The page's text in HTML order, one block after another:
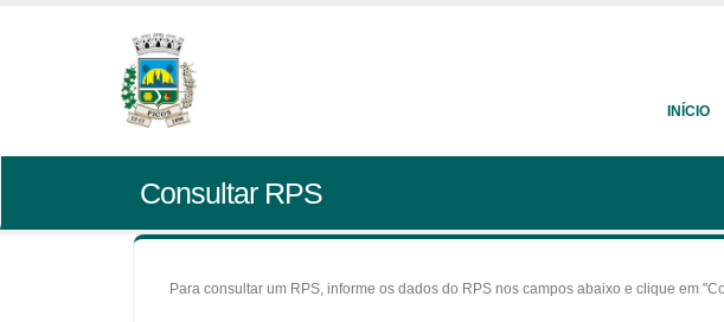
INÍCIO
Consultar RPS
Para consultar um RPS, informe os dados do RPS nos campos abaixo e clique em